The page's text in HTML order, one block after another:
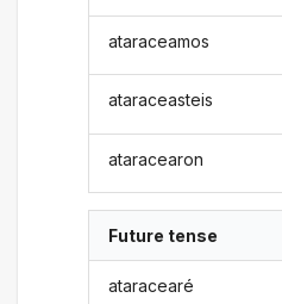
ataraceamos
ataraceasteis
ataracearon
Future tense
ataracearé